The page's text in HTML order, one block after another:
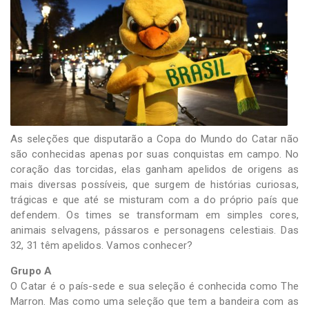
Tecnologia
Sistemas
As seleções que disputarão a Copa do Mundo do Catar não
são conhecidas apenas por suas conquistas em campo. No
coração das torcidas, elas ganham apelidos de origens as
mais diversas possíveis, que surgem de histórias curiosas,
trágicas e que até se misturam com a do próprio país que
defendem. Os times se transformam em simples cores,
animais selvagens, pássaros e personagens celestiais. Das
32, 31 têm apelidos. Vamos conhecer?
Grupo A
O Catar é o país-sede e sua seleção é conhecida como The
Marron. Mas como uma seleção que tem a bandeira com as